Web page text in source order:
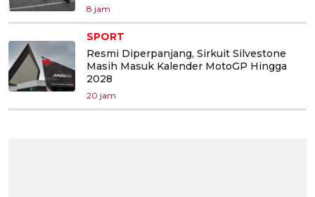
8 jam
SPORT
Resmi Diperpanjang, Sirkuit Silvestone
Masih Masuk Kalender MotoGP Hingga
2028
20 jam